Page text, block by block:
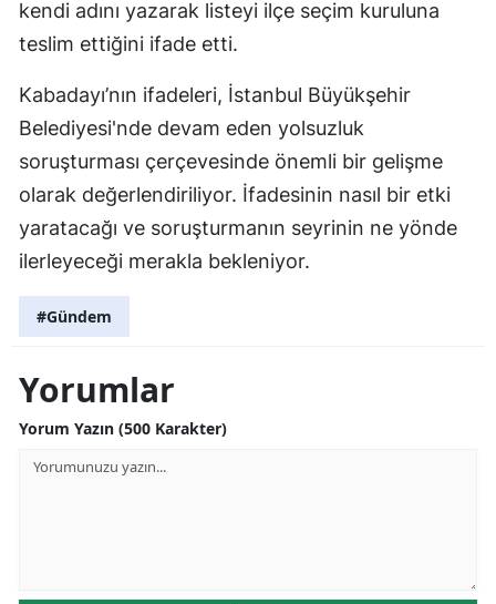
kendi adını yazarak listeyi ilçe seçim kuruluna
teslim ettiğini ifade etti.
Kabadayı’nın ifadeleri, İstanbul Büyükşehir
Belediyesi'nde devam eden yolsuzluk
soruşturması çerçevesinde önemli bir gelişme
olarak değerlendiriliyor. İfadesinin nasıl bir etki
yaratacağı ve soruşturmanın seyrinin ne yönde
ilerleyeceği merakla bekleniyor.
#Gündem
Yorumlar
Yorum Yazın (500 Karakter)